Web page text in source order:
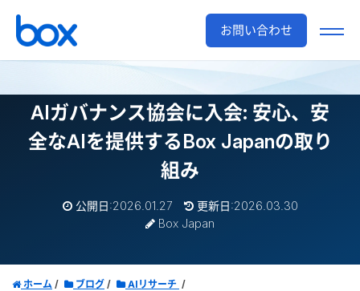
お問い合わせ
AIガバナンス協会に入会: 安心、安
全なAIを提供するBox Japanの取り
組み
公開日:2026.01.27
更新日:2026.03.30
Box Japan
ホーム ブログ
AIリサーチ